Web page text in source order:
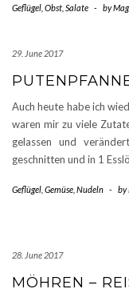
Geflügel Obst Salate - by
29. June 2017
Auch heute habe ich
waren mir zu viele
gelassen und
geschnitten und in 1
Geflügel Gemüse Nudeln - by
28. June 2017
MÖHREN –